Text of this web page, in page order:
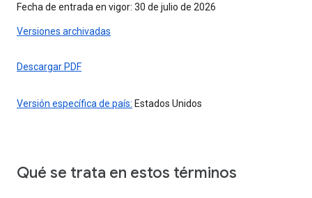
Fecha de entrada en vigor: 30 de julio de 2026
Versiones archivadas
Descargar PDF
Versión específica de país: Estados Unidos
Qué se trata en estos términos